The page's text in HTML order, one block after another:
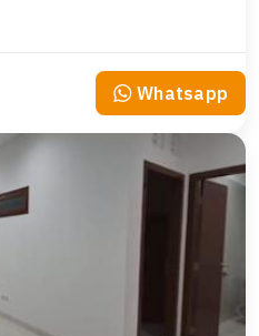
Whatsapp